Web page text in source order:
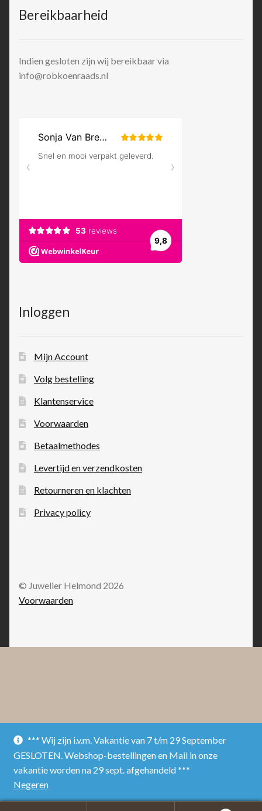
*** Wij zijn i.v.m. Vakantie van 7 t/m 29 September
GESLOTEN. Webshop-bestellingen en Mail in onze
vakantie worden na 29 sept. afgehandeld ***
Negeren
Bereikbaarheid
Indien gesloten zijn wij bereikbaar via
info@robkoenraads.nl
Inloggen
Mijn Account
Volg bestelling
Klantenservice
Voorwaarden
Betaalmethodes
Levertijd en verzendkosten
Retourneren en klachten
Privacy policy
© Juwelier Helmond 2026
Voorwaarden